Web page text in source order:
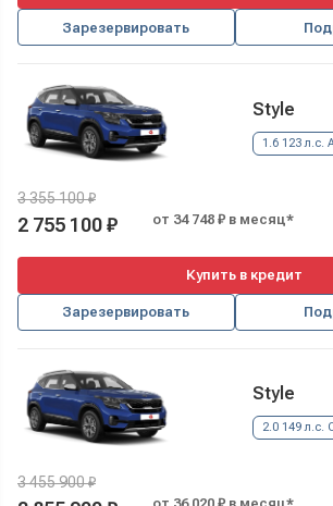
Зарезервировать
Style
1.6 123 л.с.
3 355 100 ₽
2 755 100 ₽ от 34 748 ₽ в месяц*
Купить в кредит
Зарезервировать
Style
2.0 149 л.с.
3 455 900 ₽